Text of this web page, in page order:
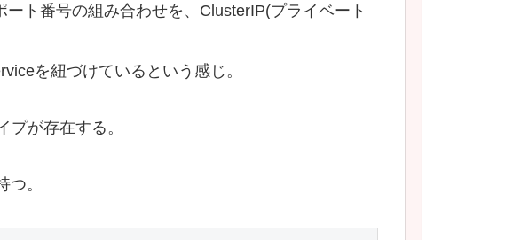
ト番号の組み合わせを、ClusterIP(プライベート
を紐づけているという感じ。
が存在する。
。